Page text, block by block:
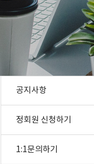
공지사항
정회원 신청하기
1:1문의하기